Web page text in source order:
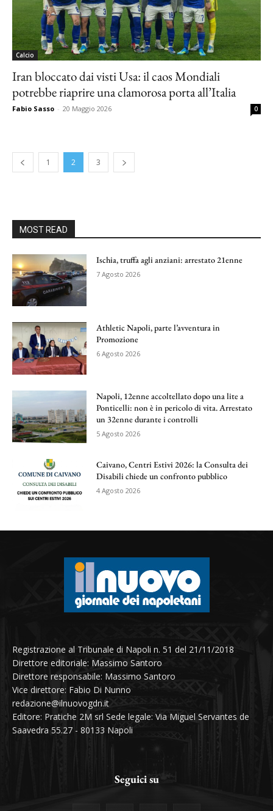
Calcio
Iran bloccato dai visti Usa: il caos Mondiali
potrebbe riaprire una clamorosa porta all’Italia
Fabio Sasso - 20 Maggio 2026 0
1 2 3
MOST READ
Ischia, truffa agli anziani: arrestato 21enne
7 Agosto 2026
Athletic Napoli, parte l’avventura in
Promozione
6 Agosto 2026
Napoli, 12enne accoltellato dopo una lite a
Ponticelli: non è in pericolo di vita. Arrestato
un 32enne durante i controlli
5 Agosto 2026
Caivano, Centri Estivi 2026: la Consulta dei
Disabili chiede un confronto pubblico
4 Agosto 2026
Registrazione al Tribunale di Napoli n. 51 del 21/11/2018
Direttore editoriale: Massimo Santoro
Direttore responsabile: Massimo Santoro
Vice direttore: Fabio Di Nunno
redazione@ilnuovogdn.it
Editore: Pratiche 2M srl Sede legale: Via Miguel Servantes de
Saavedra 55.27 - 80133 Napoli
Seguici su